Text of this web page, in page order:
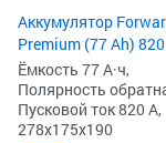
Аккумулятор
Premium (77 Ah)
Ёмкость 77 А·ч,
Полярность
Пусковой ток 820 А,
278x175x190